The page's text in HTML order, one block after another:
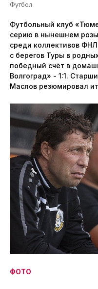
Футбол
Футбольный клуб
серию в нынешнем
среди коллективов
с берегов Туры в
победный счёт в
Волгоград» - 1:1.
Маслов резюмировал
ФОТО